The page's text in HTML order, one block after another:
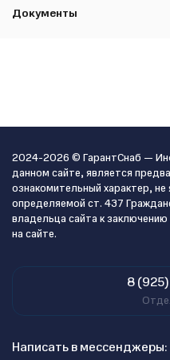
Документы
2024-2026 © ГарантСнаб —
данном сайте, является
ознакомительный характер,
определяемой ст. 437
владельца сайта к
на сайте.
8
Написать в мессенджеры: